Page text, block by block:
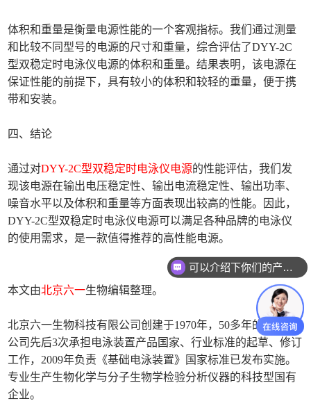
体积和重量是衡量电源性能的一个客观指标。我们通过测量
和比较不同型号的电源的尺寸和重量，综合评估了DYY-2C
型双稳定时电泳仪电源的体积和重量。结果表明，该电源在
保证性能的前提下，具有较小的体积和较轻的重量，便于携
带和安装。
四、结论
通过对DYY-2C型双稳定时电泳仪电源的性能评估，我们发
现该电源在输出电压稳定性、输出电流稳定性、输出功率、
噪音水平以及体积和重量等方面表现出较高的性能。因此，
DYY-2C型双稳定时电泳仪电源可以满足各种品牌的电泳仪
的使用需求，是一款值得推荐的高性能电源。
本文由北京六一生物编辑整理。
北京六一生物科技有限公司创建于1970年，50多年的历史，
公司先后3次承担电泳装置产品国家、行业标准的起草、修订
工作，2009年负责《基础电泳装置》国家标准已发布实施。
专业生产生物化学与分子生物学检验分析仪器的科技型国有
企业。
可以介绍下你们的产品么